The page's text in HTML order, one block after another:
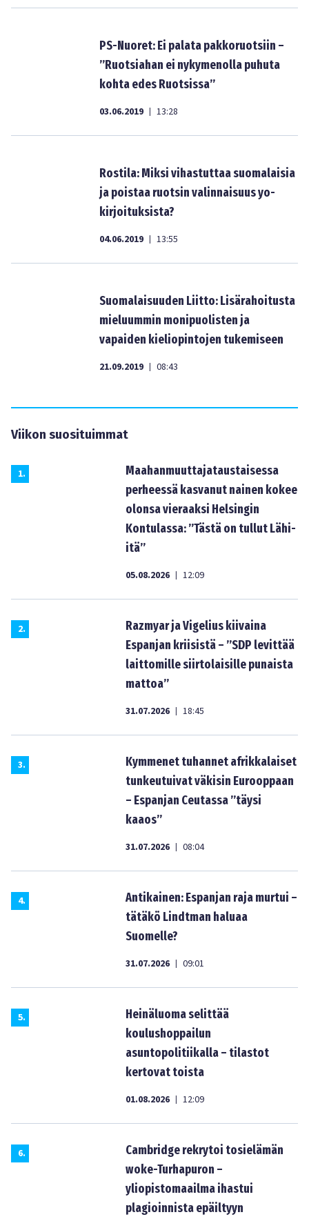
PS-Nuoret: Ei palata pakkoruotsiin –
”Ruotsiahan ei nykymenolla puhuta
kohta edes Ruotsissa”
03.06.2019 | 13:28
Rostila: Miksi vihastuttaa suomalaisia
ja poistaa ruotsin valinnaisuus yo-
kirjoituksista?
04.06.2019 | 13:55
Suomalaisuuden Liitto: Lisärahoitusta
mieluummin monipuolisten ja
vapaiden kieliopintojen tukemiseen
21.09.2019 | 08:43
Viikon suosituimmat
1.
Maahanmuuttajataustaisessa
perheessä kasvanut nainen kokee
olonsa vieraaksi Helsingin
Kontulassa: ”Tästä on tullut Lähi-
itä”
05.08.2026 | 12:09
2.
Razmyar ja Vigelius kiivaina
Espanjan kriisistä – ”SDP levittää
laittomille siirtolaisille punaista
mattoa”
31.07.2026 | 18:45
3.
Kymmenet tuhannet afrikkalaiset
tunkeutuivat väkisin Eurooppaan
– Espanjan Ceutassa ”täysi
kaaos”
31.07.2026 | 08:04
4.
Antikainen: Espanjan raja murtui –
tätäkö Lindtman haluaa
Suomelle?
31.07.2026 | 09:01
5.
Heinäluoma selittää
koulushoppailun
asuntopolitiikalla – tilastot
kertovat toista
01.08.2026 | 12:09
6.
Cambridge rekrytoi tosielämän
woke-Turhapuron –
yliopistomaailma ihastui
plagioinnista epäiltyyn